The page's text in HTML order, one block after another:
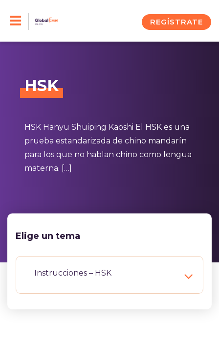
REGÍSTRATE
HSK
HSK Hanyu Shuiping Kaoshi El HSK es una
prueba estandarizada de chino mandarín
para los que no hablan chino como lengua
materna. […]
Elige un tema
Instrucciones – HSK